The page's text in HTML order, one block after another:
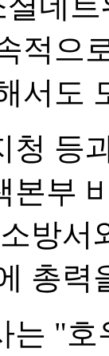
적으
서도
청 등
본부
방서
총력
는 "